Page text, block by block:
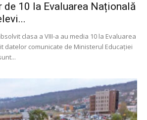
10 la Evaluarea Națională
clasa a VIII-a au media 10 la Evaluarea
datelor comunicate de Ministerul Educației